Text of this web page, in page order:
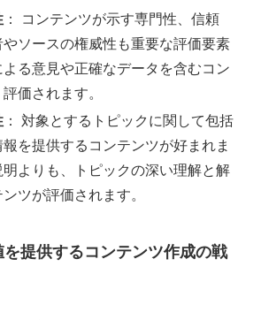
： コンテンツが示す専門性、信頼
ソースの権威性も重要な評価要素
る意見や正確なデータを含むコン
価されます。
： 対象とするトピックに関して包括
を提供するコンテンツが好まれま
よりも、トピックの深い理解と解
ツが評価されます。
提供するコンテンツ作成の戦